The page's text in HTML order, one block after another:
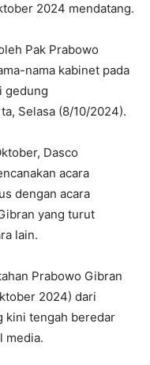
2024 mendatang.
Pak Prabowo
nama kabinet pada
gedung
Selasa (8/10/2024).
Dasco
acara
dengan acara
yang turut
lain.
Prabowo Gibran
2024) dari
kini tengah beredar
media.